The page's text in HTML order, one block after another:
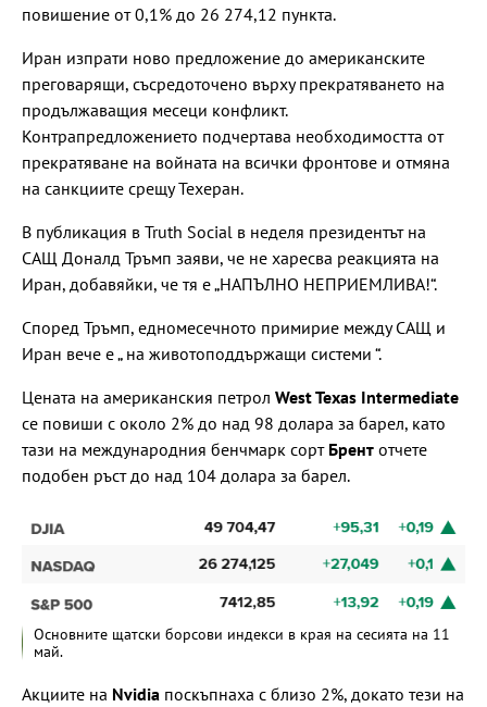
повишение от 0,1% до 26 274,12 пункта.
Иран изпрати ново предложение до американските
преговарящи, съсредоточено върху прекратяването на
продължаващия месеци конфликт.
Контрапредложението подчертава необходимостта от
прекратяване на войната на всички фронтове и отмяна
на санкциите срещу Техеран.
В публикация в Truth Social в неделя президентът на
САЩ Доналд Тръмп заяви, че не харесва реакцията на
Иран, добавяйки, че тя е „НАПЪЛНО НЕПРИЕМЛИВА!“.
Според Тръмп, едномесечното примирие между САЩ и
Иран вече е „ на животоподдържащи системи “.
Цената на американския петрол West Texas Intermediate
се повиши с около 2% до над 98 долара за барел, като
тази на международния бенчмарк сорт Брент отчете
подобен ръст до над 104 долара за барел.
Основните щатски борсови индекси в края на сесията на 11
май.
Акциите на Nvidia поскъпнаха с близо 2%, докато тези на